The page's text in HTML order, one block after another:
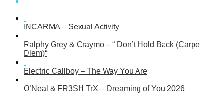
INCARMA – Sexual Activity
Ralphy Grey & Craymo – “ Don’t Hold Back (Carpe
Diem)“
Electric Callboy – The Way You Are
O’Neal & FR3SH TrX – Dreaming of You 2026